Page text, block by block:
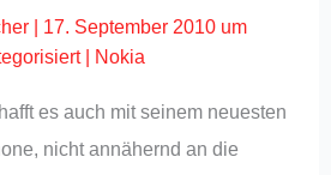
17. September 2010 um
| Nokia
es auch mit seinem neuesten
nicht annähernd an die